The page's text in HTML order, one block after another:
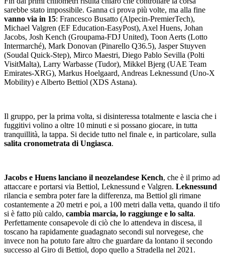
sarebbe stato impossibile. Ganna ci prova più volte, ma alla fine
vanno via in 15: Francesco Busatto (Alpecin-PremierTech),
Michael Valgren (EF Education-EasyPost), Axel Huens, Johan
Jacobs, Josh Kench (Groupama-FDJ United), Toon Aerts (Lotto
Intermarché), Mark Donovan (Pinarello Q36.5), Jasper Stuyven
(Soudal Quick-Step), Mirco Maestri, Diego Pablo Sevilla (Polti
VisitMalta), Larry Warbasse (Tudor), Mikkel Bjerg (UAE Team
Emirates-XRG), Markus Hoelgaard, Andreas Leknessund (Uno-X
Mobility) e Alberto Bettiol (XDS Astana).
Il gruppo, per la prima volta, si disinteressa totalmente e lascia che i
fuggitivi volino a oltre 10 minuti e si possano giocare, in tutta
tranquillità, la tappa. Si decide tutto nel finale e, in particolare, sulla
salita cronometrata di Ungiasca.
Jacobs e Huens lanciano il neozelandese Kench, che è il primo ad
attaccare e portarsi via Bettiol, Leknessund e Valgren. Leknessund
rilancia e sembra poter fare la differenza, ma Bettiol gli rimane
costantemente a 20 metri e poi, a 100 metri dalla vetta, quando il tifo
si è fatto più caldo, cambia marcia, lo raggiunge e lo salta.
Perfettamente consapevole di ciò che lo attendeva in discesa, il
toscano ha rapidamente guadagnato secondi sul norvegese, che
invece non ha potuto fare altro che guardare da lontano il secondo
successo al Giro di Bettiol, dopo quello a Stradella nel 2021.